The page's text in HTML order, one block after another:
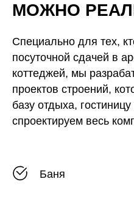
МОЖНО
Специально для тех,
посуточной сдачей в
коттеджей, мы
проектов строений,
базу отдыха,
спроектируем весь
Баня